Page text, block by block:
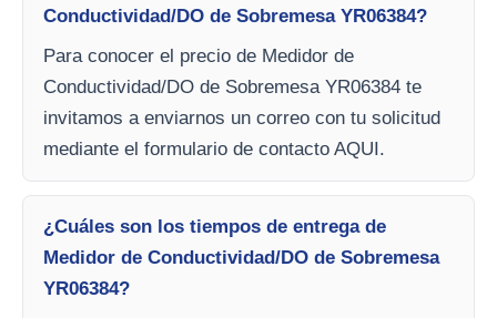
Conductividad/DO de Sobremesa YR06384?
Para conocer el precio de Medidor de
Conductividad/DO de Sobremesa YR06384 te
invitamos a enviarnos un correo con tu solicitud
mediante el formulario de contacto AQUI.
¿Cuáles son los tiempos de entrega de
Medidor de Conductividad/DO de Sobremesa
YR06384?